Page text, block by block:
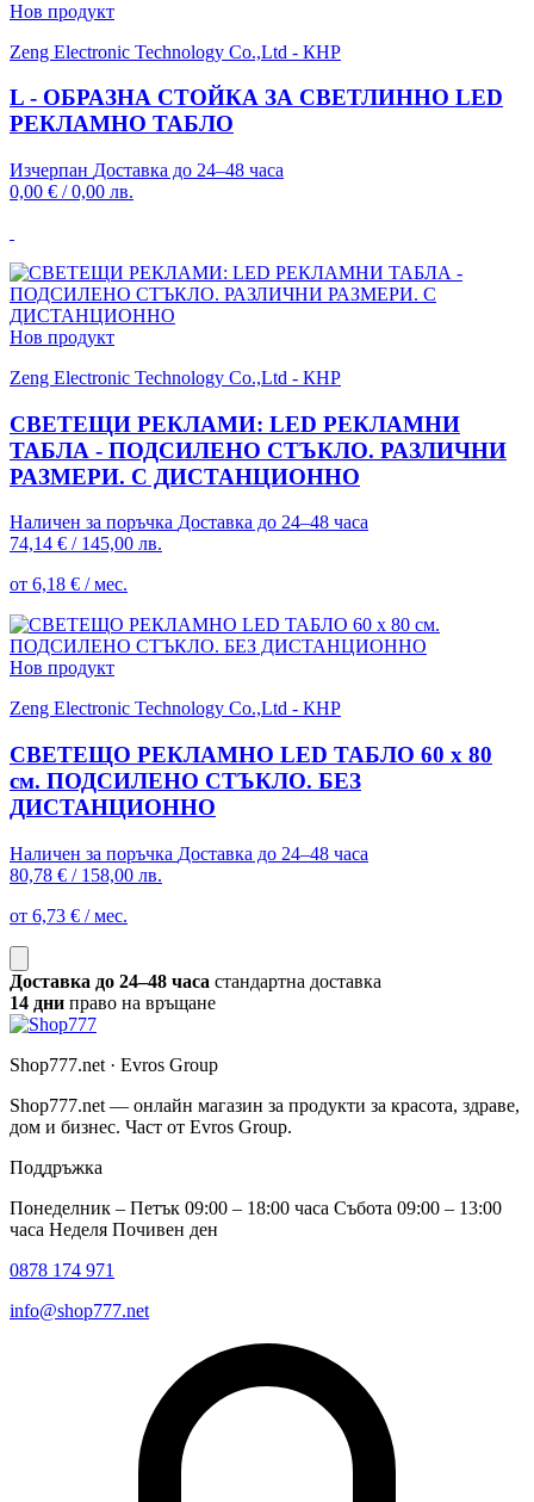
Нов продукт
Zeng Electronic Technology Co.,Ltd - КНР
L - ОБРАЗНА СТОЙКА ЗА СВЕТЛИННО LED
РЕКЛАМНО ТАБЛО
Изчерпан Доставка до 24–48 часа
0,00 € / 0,00 лв.
Нов продукт
Zeng Electronic Technology Co.,Ltd - КНР
СВЕТЕЩИ РЕКЛАМИ: LED РЕКЛАМНИ
ТАБЛА - ПОДСИЛЕНО СТЪКЛО. РАЗЛИЧНИ
РАЗМЕРИ. С ДИСТАНЦИОННО
Наличен за поръчка Доставка до 24–48 часа
74,14 € / 145,00 лв.
от 6,18 € / мес.
Нов продукт
Zeng Electronic Technology Co.,Ltd - КНР
СВЕТЕЩО РЕКЛАМНО LED ТАБЛО 60 х 80
см. ПОДСИЛЕНО СТЪКЛО. БЕЗ
ДИСТАНЦИОННО
Наличен за поръчка Доставка до 24–48 часа
80,78 € / 158,00 лв.
от 6,73 € / мес.
Доставка до 24–48 часа стандартна доставка
14 дни право на връщане
Shop777.net · Evros Group
Shop777.net — онлайн магазин за продукти за красота, здраве,
дом и бизнес. Част от Evros Group.
Поддръжка
Понеделник – Петък 09:00 – 18:00 часа Събота 09:00 – 13:00
часа Неделя Почивен ден
0878 174 971
info@shop777.net